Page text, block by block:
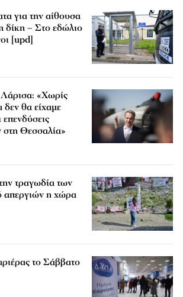
για την αίθουσα
δίκη – Στο εδώλιο
[upd]
«Χωρίς
δεν θα είχαμε
στη Θεσσαλία»
τραγωδία των
απεργιών η χώρα
το Σάββατο